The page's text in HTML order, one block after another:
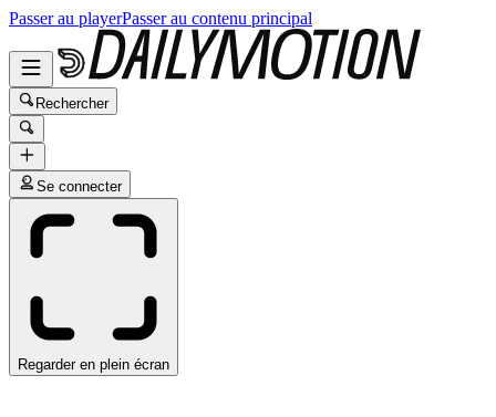
Passer au playerPasser au contenu principal
Rechercher
Se connecter
Regarder en plein écran